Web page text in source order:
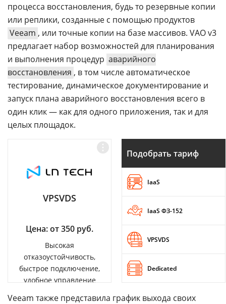
процесса восстановления, будь то резервные копии
или реплики, созданные с помощью продуктов
Veeam , или точные копии на базе массивов. VAO v3
предлагает набор возможностей для планирования
и выполнения процедур аварийного
восстановления , в том числе автоматическое
тестирование, динамическое документирование и
запуск плана аварийного восстановления всего в
один клик — как для одного приложения, так и для
целых площадок.
VPSVDS
Цена: от 350 руб.
Высокая
отказоустойчивость,
быстрое подключение,
удобное управление
Подобрать тариф
IaaS
IaaS ФЗ-152
VPSVDS
Dedicated
Veeam также представила график выхода своих